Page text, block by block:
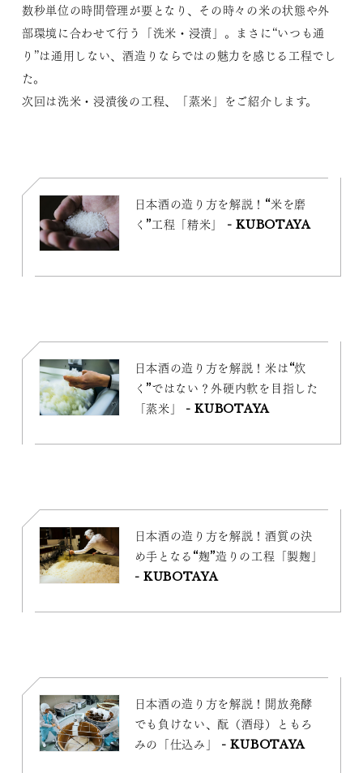
数秒単位の時間管理が要となり、その時々の米の状態や外
部環境に合わせて行う「洗米・浸漬」。まさに“いつも通
り”は通用しない、酒造りならではの魅力を感じる工程でし
た。
次回は洗米・浸漬後の工程、「蒸米」をご紹介します。
日本酒の造り方を解説！“米を磨
く”工程「精米」 - KUBOTAYA
日本酒の造り方を解説！米は“炊
く”ではない？外硬内軟を目指した
「蒸米」 - KUBOTAYA
日本酒の造り方を解説！酒質の決
め手となる“麹”造りの工程「製麹」
- KUBOTAYA
日本酒の造り方を解説！開放発酵
でも負けない、酛（酒母）ともろ
みの「仕込み」 - KUBOTAYA